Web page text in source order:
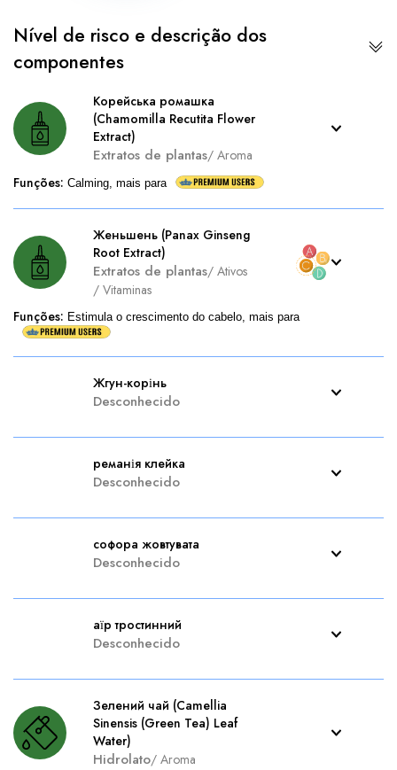
Nível de risco e descrição dos
componentes
Корейська ромашка
(Chamomilla Recutita Flower
Extract)
Extratos de plantas/ Aroma
Funções: Calming, mais para
Женьшень (Panax Ginseng
Root Extract)
Extratos de plantas/ Ativos
/ Vitaminas
Funções: Estimula o crescimento do cabelo, mais para
Жгун-корінь
Desconhecido
реманія клейка
Desconhecido
софора жовтувата
Desconhecido
аїр тростинний
Desconhecido
Зелений чай (Camellia
Sinensis (Green Tea) Leaf
Water)
Hidrolato/ Aroma